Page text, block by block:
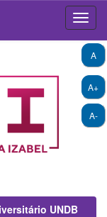
A+
A-
A
UNDB